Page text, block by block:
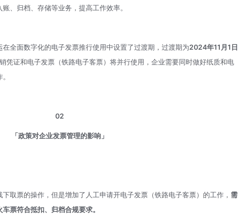
、归档、存储等业务，提高工作效率。
全面数字化的电子发票推行使用中设置了过渡期，过渡期为2024年11月1日
凭证和电子发票（铁路电子客票）将并行使用，企业需要同时做好纸质和电
02
「政策对企业发票管理的影响」
取票的操作，但是增加了人工申请开电子发票（铁路电子客票）的工作， 需
票符合抵扣、归档合规要求。